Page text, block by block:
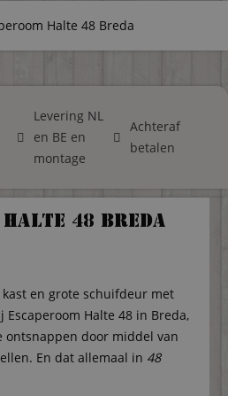
Halte 48 Breda
Levering NL
en BE en
montage
Achteraf
betalen
Halte 48 Breda
en grote schuifdeur met
Escaperoom Halte 48 in Breda,
ontsnappen door middel van
En dat allemaal in 48